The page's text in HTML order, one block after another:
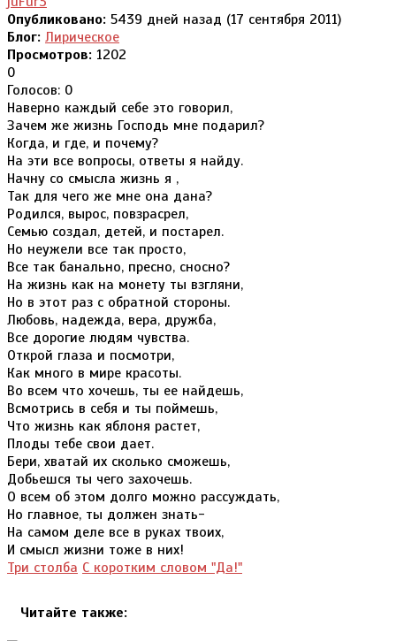
Опубликовано: 5439 дней назад (17 сентября 2011)
Блог: Лирическое
Просмотров: 1202
0
Голосов: 0
Наверно каждый себе это говорил,
Зачем же жизнь Господь мне подарил?
Когда, и где, и почему?
На эти все вопросы, ответы я найду.
Начну со смысла жизнь я ,
Так для чего же мне она дана?
Родился, вырос, повзрасрел,
Семью создал, детей, и постарел.
Но неужели все так просто,
Все так банально, пресно, сносно?
На жизнь как на монету ты взгляни,
Но в этот раз с обратной стороны.
Любовь, надежда, вера, дружба,
Все дорогие людям чувства.
Открой глаза и посмотри,
Как много в мире красоты.
Во всем что хочешь, ты ее найдешь,
Всмотрись в себя и ты поймешь,
Что жизнь как яблоня растет,
Плоды тебе свои дает.
Бери, хватай их сколько сможешь,
Добьешся ты чего захочешь.
О всем об этом долго можно рассуждать,
Но главное, ты должен знать-
На самом деле все в руках твоих,
И смысл жизни тоже в них!
Три столба С коротким словом "Да!"
Читайте также: